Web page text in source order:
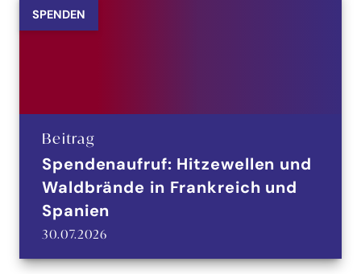
SPENDEN
Beitrag
Spendenaufruf: Hitzewellen und
Waldbrände in Frankreich und
Spanien
30.07.2026